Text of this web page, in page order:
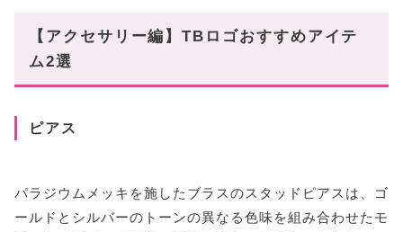
【アクセサリー編】TBロゴおすすめアイテ
ム2選
ピアス
パラジウムメッキを施したブラスのスタッドピアスは、ゴ
ールドとシルバーのトーンの異なる色味を組み合わせたモ